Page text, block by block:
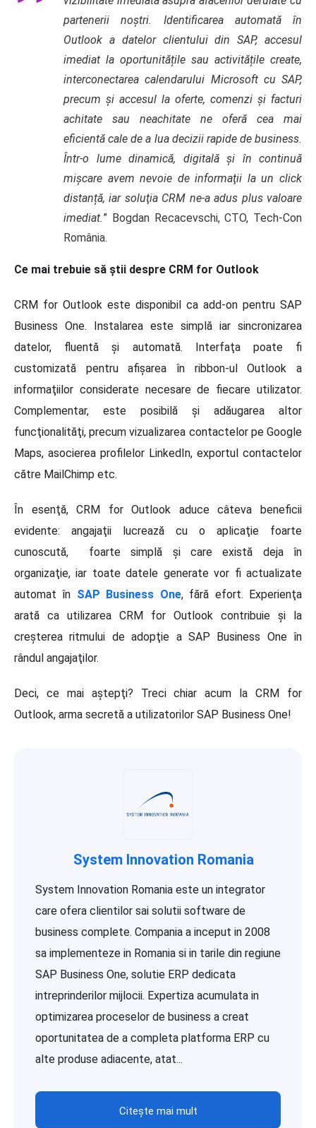
partenerii noştri. Identificarea automată în
Outlook a datelor clientului din SAP, accesul
imediat la oportunitățile sau activitățile create,
interconectarea calendarului Microsoft cu SAP,
precum şi accesul la oferte, comenzi şi facturi
achitate sau neachitate ne oferă cea mai
eficientă cale de a lua decizii rapide de business.
Într-o lume dinamică, digitală şi în continuă
mișcare avem nevoie de informaţii la un click
distanță, iar soluţia CRM ne-a adus plus valoare
imediat.” Bogdan Recacevschi, CTO, Tech-Con
România.
Ce mai trebuie să ştii despre CRM for Outlook
CRM for Outlook este disponibil ca add-on pentru SAP
Business One. Instalarea este simplă iar sincronizarea
datelor, fluentă şi automată. Interfaţa poate fi
customizată pentru afişarea în ribbon-ul Outlook a
informaţiilor considerate necesare de fiecare utilizator.
Complementar, este posibilă şi adăugarea altor
funcţionalităţi, precum vizualizarea contactelor pe Google
Maps, asocierea profilelor LinkedIn, exportul contactelor
către MailChimp etc.
În esenţă, CRM for Outlook aduce câteva beneficii
evidente: angajaţii lucrează cu o aplicaţie foarte
cunoscută, foarte simplă şi care există deja în
organizaţie, iar toate datele generate vor fi actualizate
automat în SAP Business One, fără efort. Experienţa
arată ca utilizarea CRM for Outlook contribuie şi la
creşterea ritmului de adopţie a SAP Business One în
rândul angajaţilor.
Deci, ce mai aştepţi? Treci chiar acum la CRM for
Outlook, arma secretă a utilizatorilor SAP Business One!
System Innovation Romania
System Innovation Romania este un integrator
care ofera clientilor sai solutii software de
business complete. Compania a inceput in 2008
sa implementeze in Romania si in tarile din regiune
SAP Business One, solutie ERP dedicata
intreprinderilor mijlocii. Expertiza acumulata in
optimizarea proceselor de business a creat
oportunitatea de a completa platforma ERP cu
alte produse adiacente, atat...
Citește mai mult